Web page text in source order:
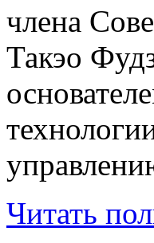
члена
Такэо
Читать